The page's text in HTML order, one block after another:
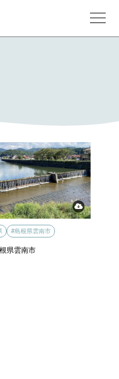
#島根県雲南市
県雲南市